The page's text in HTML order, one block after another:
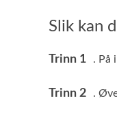
Slik kan
Trinn 1 . På
Trinn 2 .